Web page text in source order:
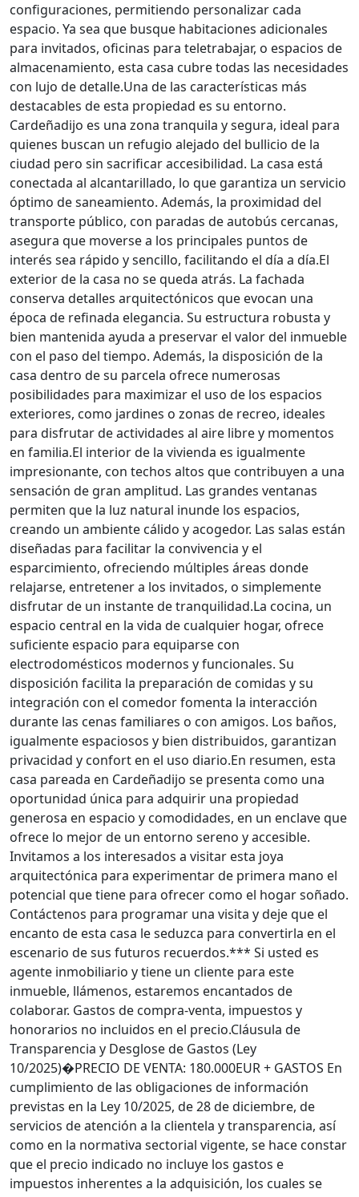
configuraciones, permitiendo personalizar cada
espacio. Ya sea que busque habitaciones adicionales
para invitados, oficinas para teletrabajar, o espacios de
almacenamiento, esta casa cubre todas las necesidades
con lujo de detalle.Una de las características más
destacables de esta propiedad es su entorno.
Cardeñadijo es una zona tranquila y segura, ideal para
quienes buscan un refugio alejado del bullicio de la
ciudad pero sin sacrificar accesibilidad. La casa está
conectada al alcantarillado, lo que garantiza un servicio
óptimo de saneamiento. Además, la proximidad del
transporte público, con paradas de autobús cercanas,
asegura que moverse a los principales puntos de
interés sea rápido y sencillo, facilitando el día a día.El
exterior de la casa no se queda atrás. La fachada
conserva detalles arquitectónicos que evocan una
época de refinada elegancia. Su estructura robusta y
bien mantenida ayuda a preservar el valor del inmueble
con el paso del tiempo. Además, la disposición de la
casa dentro de su parcela ofrece numerosas
posibilidades para maximizar el uso de los espacios
exteriores, como jardines o zonas de recreo, ideales
para disfrutar de actividades al aire libre y momentos
en familia.El interior de la vivienda es igualmente
impresionante, con techos altos que contribuyen a una
sensación de gran amplitud. Las grandes ventanas
permiten que la luz natural inunde los espacios,
creando un ambiente cálido y acogedor. Las salas están
diseñadas para facilitar la convivencia y el
esparcimiento, ofreciendo múltiples áreas donde
relajarse, entretener a los invitados, o simplemente
disfrutar de un instante de tranquilidad.La cocina, un
espacio central en la vida de cualquier hogar, ofrece
suficiente espacio para equiparse con
electrodomésticos modernos y funcionales. Su
disposición facilita la preparación de comidas y su
integración con el comedor fomenta la interacción
durante las cenas familiares o con amigos. Los baños,
igualmente espaciosos y bien distribuidos, garantizan
privacidad y confort en el uso diario.En resumen, esta
casa pareada en Cardeñadijo se presenta como una
oportunidad única para adquirir una propiedad
generosa en espacio y comodidades, en un enclave que
ofrece lo mejor de un entorno sereno y accesible.
Invitamos a los interesados a visitar esta joya
arquitectónica para experimentar de primera mano el
potencial que tiene para ofrecer como el hogar soñado.
Contáctenos para programar una visita y deje que el
encanto de esta casa le seduzca para convertirla en el
escenario de sus futuros recuerdos.*** Si usted es
agente inmobiliario y tiene un cliente para este
inmueble, llámenos, estaremos encantados de
colaborar. Gastos de compra-venta, impuestos y
honorarios no incluidos en el precio.Cláusula de
Transparencia y Desglose de Gastos (Ley
10/2025)�PRECIO DE VENTA: 180.000EUR + GASTOS En
cumplimiento de las obligaciones de información
previstas en la Ley 10/2025, de 28 de diciembre, de
servicios de atención a la clientela y transparencia, así
como en la normativa sectorial vigente, se hace constar
que el precio indicado no incluye los gastos e
impuestos inherentes a la adquisición, los cuales se